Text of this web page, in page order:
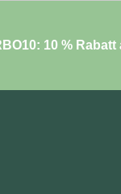
10 %